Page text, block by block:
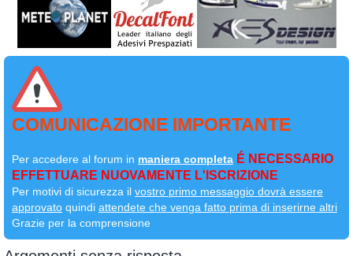
COMUNICAZIONE IMPORTANTE
Per accedere al forum in maniera completa É NECESSARIO
EFFETTUARE NUOVAMENTE L'ISCRIZIONE
Per motivi di sicurezza il vostro primo messaggio dovrà essere
approvato quindi attendete che venga fatto prima di inserirne altri
Grazie per la comprensione